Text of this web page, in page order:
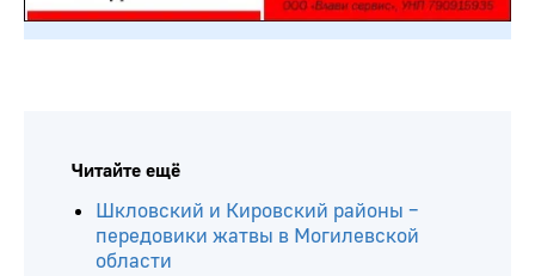
Читайте ещё
Шкловский и Кировский районы –
передовики жатвы в Могилевской
области